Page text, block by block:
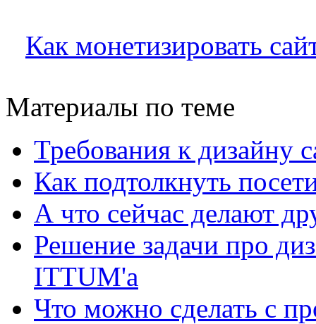
Как монетизировать
Материалы по теме
Требования к дизайну
Как подтолкнуть
А что сейчас делают
Решение задачи про
ITTUM'а
Что можно сделать с